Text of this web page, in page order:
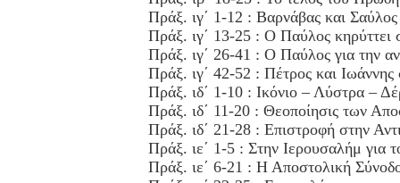
Πράξ. ιγ΄ 1-12 : Βαρνάβας και
Πράξ. ιγ΄ 13-25 : Ο Παύλος κηρύττει
Πράξ. ιγ΄ 26-41 : Ο Παύλος για την
Πράξ. ιγ΄ 42-52 : Πέτρος και
Πράξ. ιδ΄ 1-10 : Ικόνιο – Λύστρα –
Πράξ. ιδ΄ 11-20 : Θεοποίησις των
Πράξ. ιδ΄ 21-28 : Επιστροφή στην
Πράξ. ιε΄ 1-5 : Στην Ιερουσαλήμ για
Πράξ. ιε΄ 6-21 : Η Αποστολική